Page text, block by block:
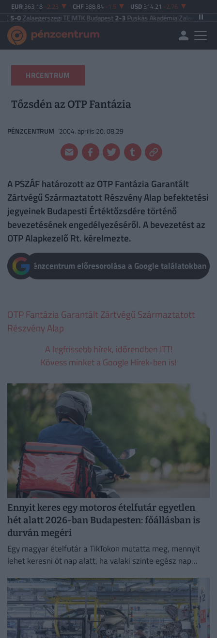
EUR 363.18 -2.23 CHF 388.84 -1.5 USD 314.21 -2.76
TE|MTK Budapest2-3Puskás Akadémia |Zalaegerszegi TE5-2
HRCENTRUM
Tőzsdén az OTP Fantázia
PÉNZCENTRUM 2004. április 20. 08:29
A PSZÁF határozott az OTP Fantázia Garantált
Zártvégű Származtatott Részvény Alap befektetési
jegyeinek Budapesti Értéktőzsdére történő
bevezetésének engedélyezéséről. A bevezetést az
OTP Alapkezelő Rt. kérelmezte.
Pénzcentrum előresorolása a Google találatokban
OTP Fantázia Garantált Zártvégű Származtatott
Részvény Alap
A legfrissebb hírek, időrendben ITT!
Kövess minket a Google Hírek-ben is!
Ennyit keres egy motoros ételfutár egyetlen
hét alatt 2026-ban Budapesten: főállásban is
durván megéri
Egy magyar ételfutár a TikTokon mutatta meg, mennyit
lehet keresni öt nap alatt, ha valaki szinte egész nap